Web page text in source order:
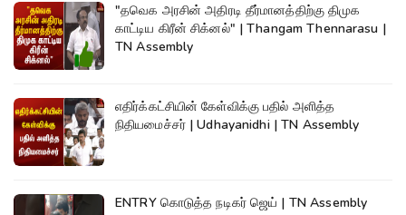
"தவெக அரசின் அதிரடி தீர்மானத்திற்கு திமுக
காட்டிய கிரீன் சிக்னல்" | Thangam Thennarasu |
TN Assembly
எதிர்க்கட்சியின் கேள்விக்கு பதில் அளித்த
நிதியமைச்சர் | Udhayanidhi | TN Assembly
ENTRY கொடுத்த நடிகர் ஜெய் | TN Assembly